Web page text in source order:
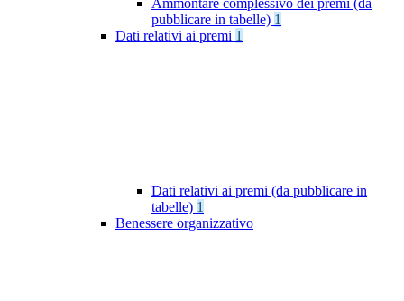
Ammontare complessivo dei premi (da
pubblicare in tabelle) 1
Dati relativi ai premi 1
Dati relativi ai premi (da pubblicare in
tabelle) 1
Benessere organizzativo